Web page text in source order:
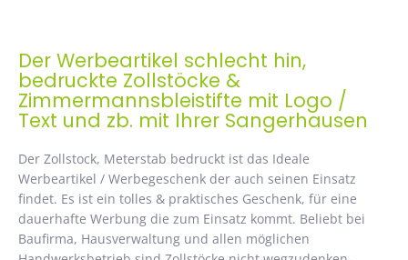
Der Werbeartikel schlecht hin,
bedruckte Zollstöcke &
Zimmermannsbleistifte mit Logo /
Text und zb. mit Ihrer Sangerhausen
Der Zollstock, Meterstab bedruckt ist das Ideale
Werbeartikel / Werbegeschenk der auch seinen Einsatz
findet. Es ist ein tolles & praktisches Geschenk, für eine
dauerhafte Werbung die zum Einsatz kommt. Beliebt bei
Baufirma, Hausverwaltung und allen möglichen